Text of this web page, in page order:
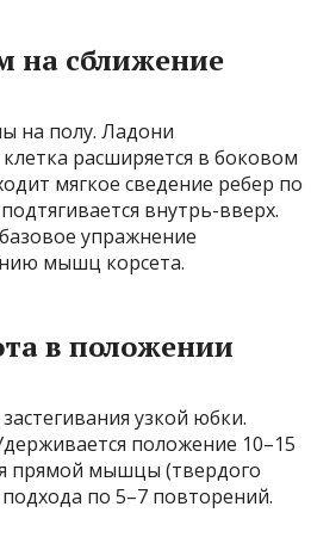
на сближение
на полу. Ладони
расширяется в боковом
мягкое сведение ребер по
внутрь-вверх.
упражнение
мышц корсета.
в положении
узкой юбки.
положение 10–15
прямой мышцы (твердого
по 5–7 повторений.